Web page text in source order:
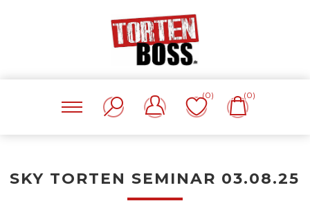
(0) (0)
SKY TORTEN SEMINAR 03.08.25